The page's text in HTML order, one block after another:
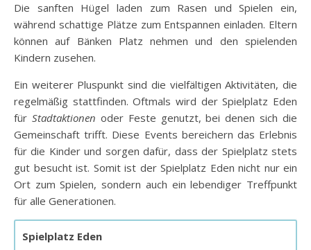
Die sanften Hügel laden zum Rasen und Spielen ein,
während schattige Plätze zum Entspannen einladen. Eltern
können auf Bänken Platz nehmen und den spielenden
Kindern zusehen.
Ein weiterer Pluspunkt sind die vielfältigen Aktivitäten, die
regelmäßig stattfinden. Oftmals wird der Spielplatz Eden
für Stadtaktionen oder Feste genutzt, bei denen sich die
Gemeinschaft trifft. Diese Events bereichern das Erlebnis
für die Kinder und sorgen dafür, dass der Spielplatz stets
gut besucht ist. Somit ist der Spielplatz Eden nicht nur ein
Ort zum Spielen, sondern auch ein lebendiger Treffpunkt
für alle Generationen.
Spielplatz Eden